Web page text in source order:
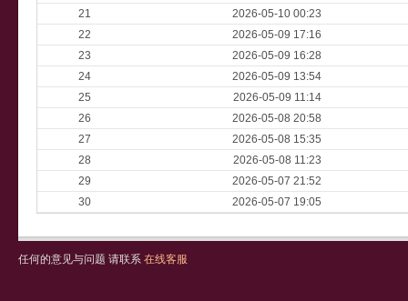
21
2026-05-10 00:23
22
2026-05-09 17:16
23
2026-05-09 16:28
24
2026-05-09 13:54
25
2026-05-09 11:14
26
2026-05-08 20:58
27
2026-05-08 15:35
28
2026-05-08 11:23
29
2026-05-07 21:52
30
2026-05-07 19:05
任何的意见与问题 请联系 在线客服